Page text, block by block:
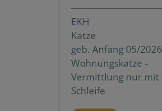
EKH
Katze
geb. Anfang 05/2026
Wohnungskatze -
Vermittlung nur mit
Schleife